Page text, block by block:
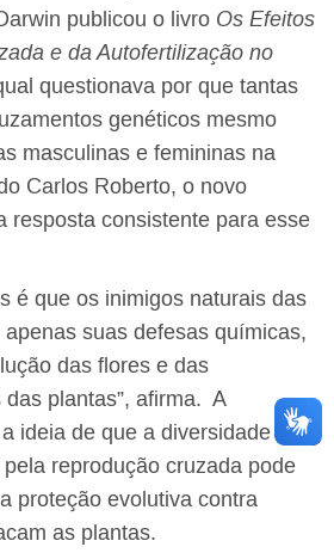
publicou o livro Os Efeitos
e da Autofertilização no
questionava por que tantas
genéticos mesmo
masculinas e femininas na
Carlos Roberto, o novo
resposta consistente para esse
é que os inimigos naturais das
suas defesas químicas,
das flores e das
plantas”, afirma. A
ideia de que a diversidade
reprodução cruzada pode
proteção evolutiva contra
as plantas.